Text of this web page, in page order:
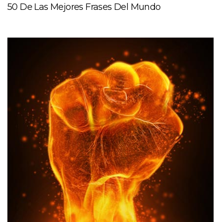
50 De Las Mejores Frases Del Mundo